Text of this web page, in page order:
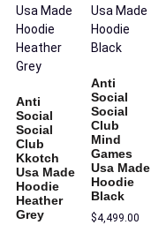
Anti
Social
Social
Club
Kkotch
Usa Made
Hoodie
Heather
Grey
Anti
Social
Social
Club
Mind
Games
Usa Made
Hoodie
Black
$4,499.00